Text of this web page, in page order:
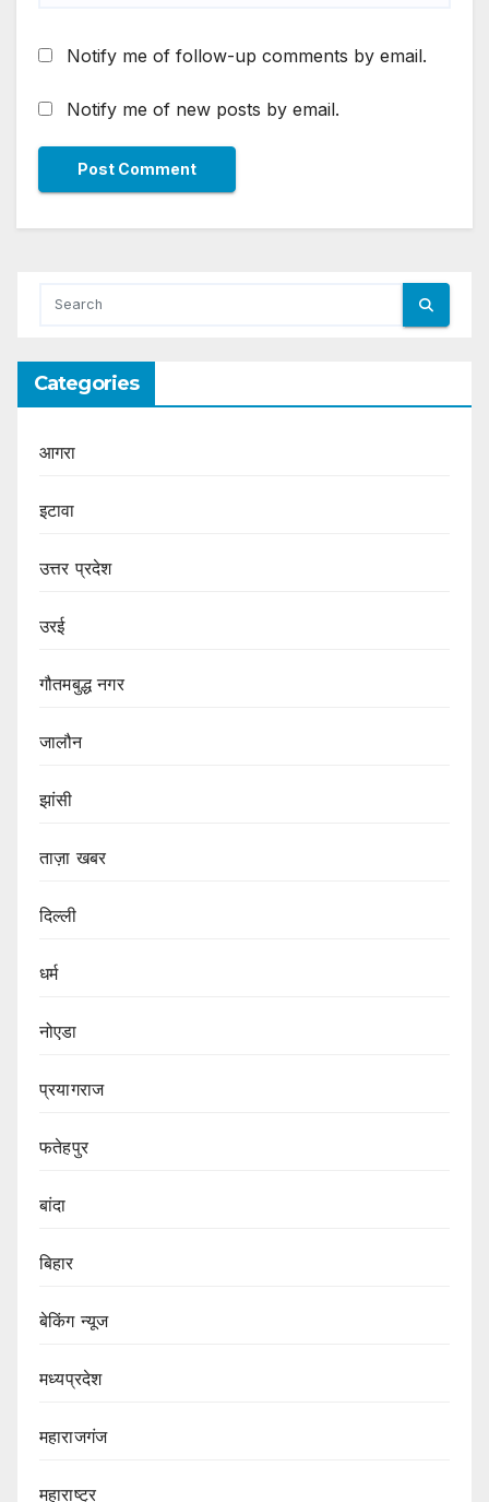
Notify me of follow-up comments by email.
Notify me of new posts by email.
Categories
आगरा
इटावा
उत्तर प्रदेश
उरई
गौतमबुद्ध नगर
जालौन
झांसी
ताज़ा खबर
दिल्ली
धर्म
नोएडा
प्रयागराज
फतेहपुर
बांदा
बिहार
बेकिंग न्यूज
मध्यप्रदेश
महाराजगंज
महाराष्ट्र